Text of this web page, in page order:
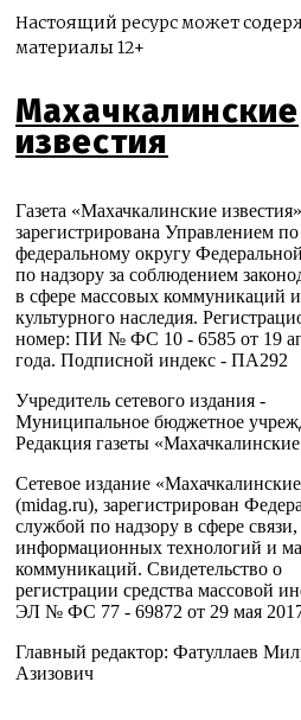
Настоящий ресурс может
материалы 12+
Махачкалинские
известия
Газета «Махачкалинские известия»
зарегистрирована Управлением
федеральному округу
по надзору за соблюдением
в сфере массовых коммуникаций
культурного наследия.
номер: ПИ № ФС 10 - 6585 от 19
года. Подписной индекс - ПА292
Учредитель сетевого издания -
Муниципальное бюджетное
Редакция газеты «Махачкалинские
Сетевое издание
(midag.ru), зарегистрирован
службой по надзору в сфере связи,
информационных технологий и
коммуникаций. Свидетельство о
регистрации средства массовой
ЭЛ № ФС 77 - 69872 от 29 мая
Главный редактор: Фатуллаев
Азизович